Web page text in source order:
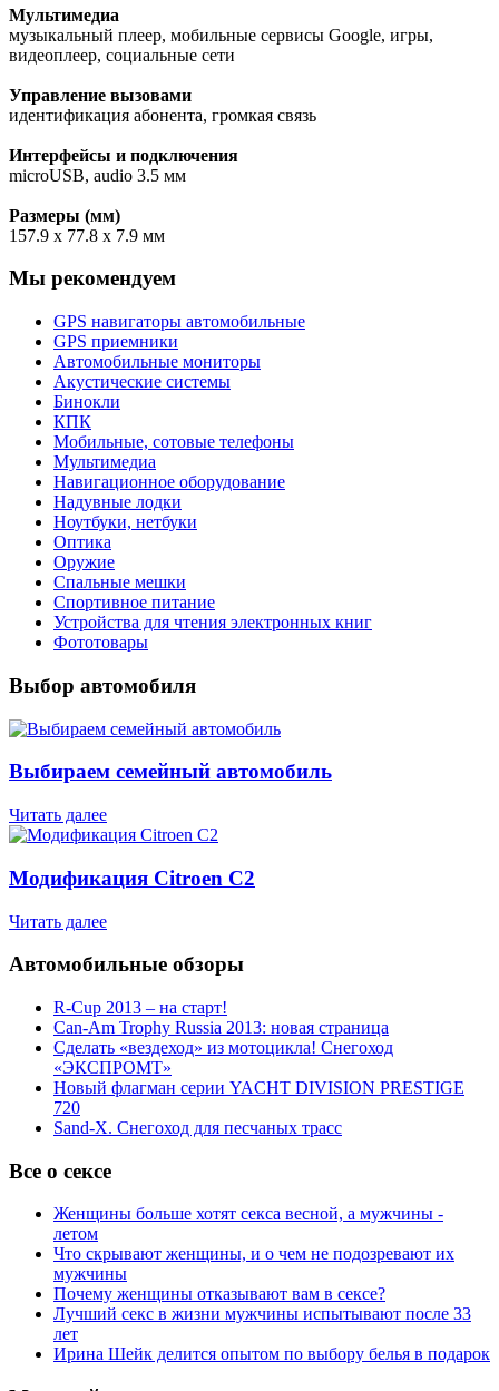
Мультимедиа
музыкальный плеер, мобильные сервисы Google, игры,
видеоплеер, социальные сети
Управление вызовами
идентификация абонента, громкая связь
Интерфейсы и подключения
microUSB, audio 3.5 мм
Размеры (мм)
157.9 x 77.8 x 7.9 мм
Мы рекомендуем
GPS навигаторы автомобильные
GPS приемники
Автомобильные мониторы
Акустические системы
Бинокли
КПК
Мобильные, сотовые телефоны
Мультимедиа
Навигационное оборудование
Надувные лодки
Ноутбуки, нетбуки
Оптика
Оружие
Спальные мешки
Спортивное питание
Устройства для чтения электронных книг
Фототовары
Выбор автомобиля
Выбираем семейный автомобиль
Читать далее
Модификация Citroen С2
Читать далее
Автомобильные обзоры
R-Cup 2013 – на старт!
Can-Am Trophy Russia 2013: новая страница
Сделать «вездеход» из мотоцикла! Снегоход
«ЭКСПРОМТ»
Новый флагман серии YACHT DIVISION PRESTIGE
720
Sand-X. Снегоход для песчаных трасс
Все о сексе
Женщины больше хотят секса весной, а мужчины -
летом
Что скрывают женщины, и о чем не подозревают их
мужчины
Почему женщины отказывают вам в сексе?
Лучший секс в жизни мужчины испытывают после 33
лет
Ирина Шейк делится опытом по выбору белья в подарок